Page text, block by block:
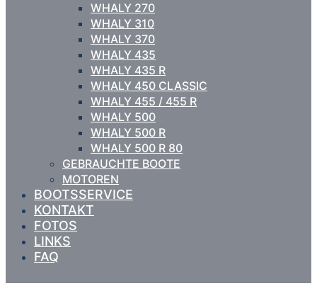
WHALY 270
WHALY 310
WHALY 370
WHALY 435
WHALY 435 R
WHALY 450 CLASSIC
WHALY 455 / 455 R
WHALY 500
WHALY 500 R
WHALY 500 R 80
GEBRAUCHTE BOOTE
MOTOREN
BOOTSSERVICE
KONTAKT
FOTOS
LINKS
FAQ